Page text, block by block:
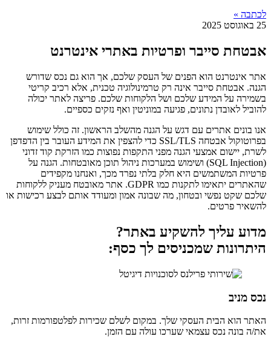
לכתבה »
25 באוגוסט 2025
אבטחת סייבר ופרטיות באתרי אינטרנט
אתר אינטרנט הוא הפנים של העסק שלכם, אך הוא גם נכס שדורש
הגנה. אבטחת סייבר אינה רק טרמינולוגיה טכנית, אלא רכיב קריטי
בשמירה על המידע שלכם ושל הלקוחות שלכם. פריצה לאתר יכולה
להוביל לאובדן נתונים, פגיעה במוניטין ואף נזקים כספיים.
אנו בונים אתרים עם דגש על הגנה מהשלב הראשון. זה כולל שימוש
בפרוטוקול אבטחה SSL/TLS כדי להצפין את המידע העובר בין הדפדפן
לשרת, יישום אמצעי הגנה מפני התקפות נפוצות כמו הזרקת קוד זדוני
(SQL Injection) ושימוש במערכות ניהול תוכן מאובטחות. הגנה על
פרטיות המשתמשים היא חלק בלתי נפרד מכך, ואנחנו מקפידים
שהאתרים יתאימו לתקנות כמו GDPR. אתר מאובטח מעניק ללקוחות
שלכם שקט נפשי ובטחון, מה שבונה אמון ומעודד אותם לבצע רכישות או
להשאיר פרטים.
מדוע עליך להשקיע באתר?
היתרונות שמכניסים לך כסף:
נכס מניב
האתר הוא הבית העסקי שלך. במקום לשלם שכירות לפלטפורמות זרות,
את/ה בונה נכס עצמאי שערכו עולה עם הזמן.